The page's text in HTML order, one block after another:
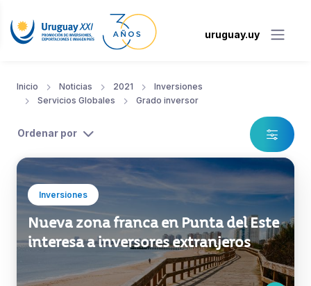
uruguay.uy
Inicio Noticias 2021
Inversiones
Servicios Globales
Grado inversor
Ordenar por
Inversiones
Nueva zona franca en Punta del Este
interesa a inversores extranjeros